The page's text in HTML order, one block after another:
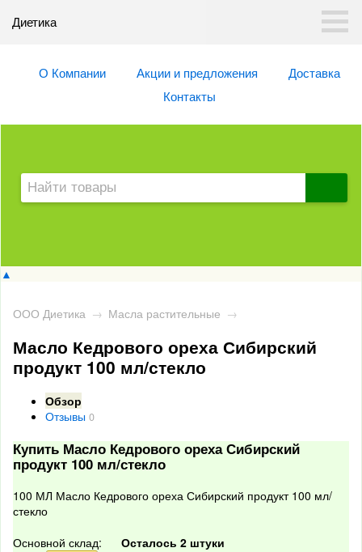
Диетика
О Компании Акции и предложения
Доставка
Контакты
▲
ООО Диетика → Масла растительные →
Масло Кедрового ореха Сибирский
продукт 100 мл/стекло
Обзор
Отзывы 0
Купить Масло Кедрового ореха Сибирский
продукт 100 мл/стекло
100 МЛ Масло Кедрового ореха Сибирский продукт 100 мл/
стекло
Основной склад:
Осталось 2 штуки